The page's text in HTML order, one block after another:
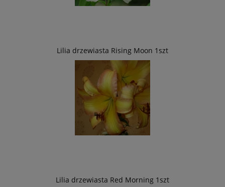
Lilia drzewiasta Rising Moon 1szt
Lilia drzewiasta Red Morning 1szt